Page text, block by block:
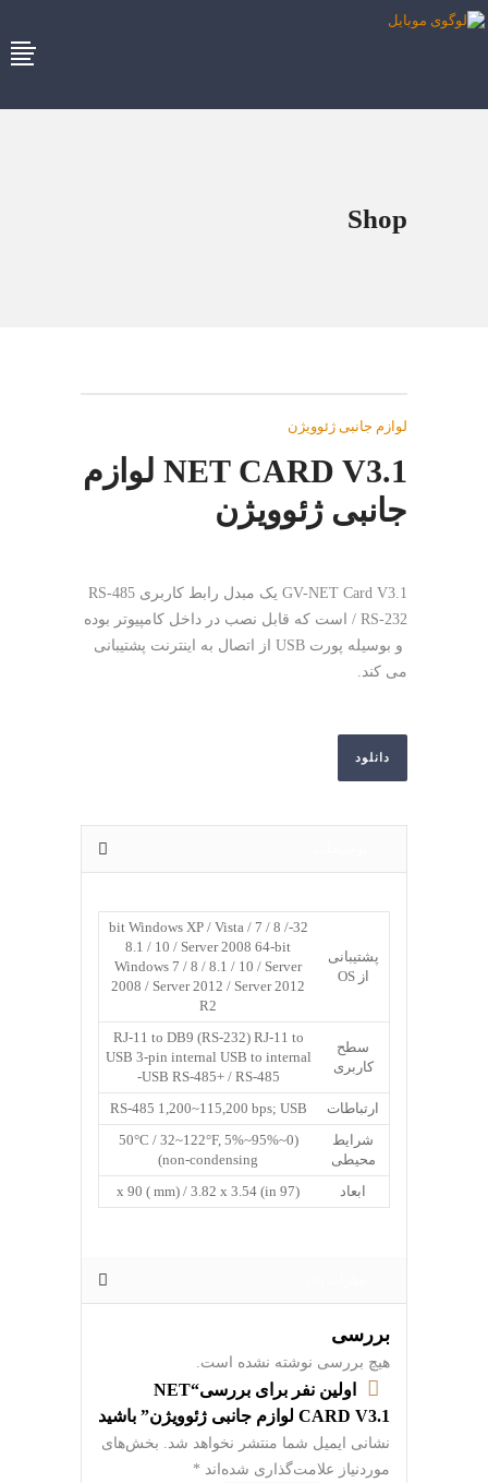
Shop
لوازم جانبی ژئوویژن
NET CARD V3.1 لوازم
جانبی ژئوویژن
GV-NET Card V3.1 یک مبدل رابط کاربری RS-485
/ RS-232 است که قابل نصب در داخل کامپیوتر بوده
و بوسیله پورت USB از اتصال به اینترنت پشتیبانی
می کند.
دانلود
پشتیبانی
از OS
32-bit Windows XP / Vista / 7 / 8 /
8.1 / 10 / Server 2008 64-bit
Windows 7 / 8 / 8.1 / 10 / Server
2008 / Server 2012 / Server 2012
R2
سطح
کاربری
RJ-11 to DB9 (RS-232) RJ-11 to
USB 3-pin internal USB to internal
USB RS-485+ / RS-485-
ارتباطات
RS-485 1,200~115,200 bps; USB
شرایط
محیطی
(0~50°C / 32~122°F, 5%~95%
(non-condensing
ابعاد
(97 x 90 ( mm) / 3.82 x 3.54 (in
بررسی
هیچ بررسی نوشته نشده است.
اولین نفر برای بررسی“NET
CARD V3.1 لوازم جانبی ژئوویژن” باشید
نشانی ایمیل شما منتشر نخواهد شد. بخش‌های
موردنیاز علامت‌گذاری شده‌اند *